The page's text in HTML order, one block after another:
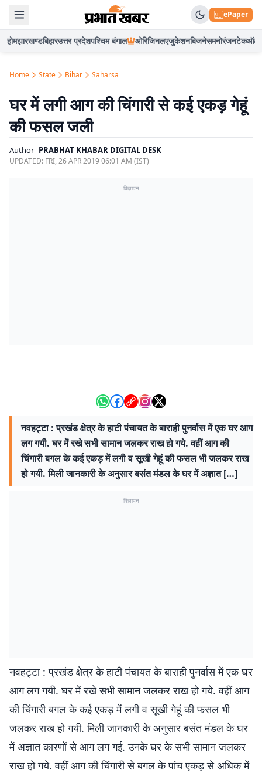
ePaper
होमझारखण्डबिहारउत्तर प्रदेशपश्चिम बंगाल ओरिजिनलएजुकेशनबिजनेसमनोरंजनटेकऑटो
Home State Bihar Saharsa
घर में लगी आग की चिंगारी से कई एकड़ गेहूं
की फसल जली
Author PRABHAT KHABAR DIGITAL DESK
UPDATED: FRI, 26 APR 2019 06:01 AM (IST)
विज्ञापन
नवहट्टा : प्रखंड क्षेत्र के हाटी पंचायत के बाराही पुनर्वास में एक घर आग
लग गयी. घर में रखे सभी सामान जलकर राख हो गये. वहीं आग की
चिंगारी बगल के कई एकड़ में लगी व सूखी गेहूं की फसल भी जलकर राख
हो गयी. मिली जानकारी के अनुसार बसंत मंडल के घर में अज्ञात […]
विज्ञापन
नवहट्टा : प्रखंड क्षेत्र के हाटी पंचायत के बाराही पुनर्वास में एक घर
आग लग गयी. घर में रखे सभी सामान जलकर राख हो गये. वहीं आग
की चिंगारी बगल के कई एकड़ में लगी व सूखी गेहूं की फसल भी
जलकर राख हो गयी. मिली जानकारी के अनुसार बसंत मंडल के घर
में अज्ञात कारणों से आग लग गई. उनके घर के सभी सामान जलकर
राख हो गये. वहीं आग की चिंगारी से बगल के पांच एकड़ से अधिक में